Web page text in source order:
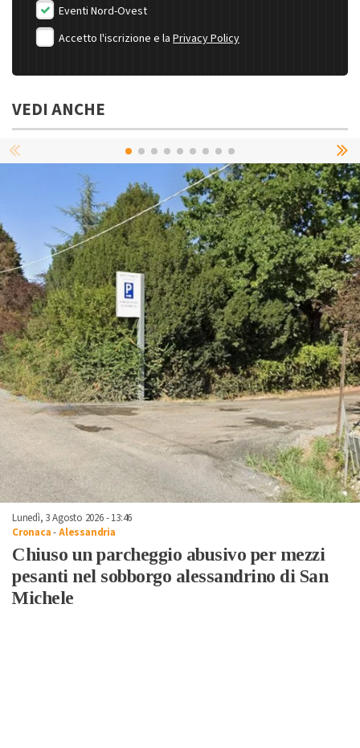
Eventi Nord-Ovest
Accetto l'iscrizione e la Privacy Policy
VEDI ANCHE
Lunedì, 3 Agosto 2026 - 13:46
Cronaca-Alessandria
Chiuso un parcheggio abusivo per mezzi
pesanti nel sobborgo alessandrino di San
Michele